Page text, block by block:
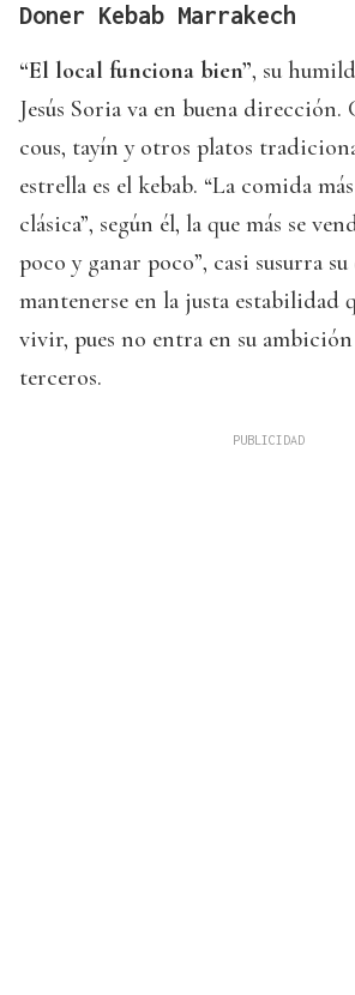
Doner Kebab Marrakech
“El local funciona bien”, su
Jesús Soria va en buena dirección.
cous, tayín y otros platos
estrella es el kebab. “La comida
clásica”, según él, la que más se
poco y ganar poco”, casi susurra su
mantenerse en la justa estabilidad
vivir, pues no entra en su
terceros.